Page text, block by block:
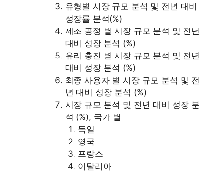
유형별 시장 규모 분석 및 전년 대비
성장률 분석(%)
제조 공정 별 시장 규모 분석 및 전년
대비 성장 분석 (%)
유리 충진 별 시장 규모 분석 및 전년
대비 성장 분석 (%)
최종 사용자 별 시장 규모 분석 및 전
년 대비 성장 분석 (%)
시장 규모 분석 및 전년 대비 성장 분
석 (%), 국가 별
독일
영국
프랑스
이탈리아